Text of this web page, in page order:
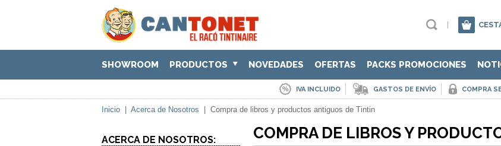
SHOWROOM PRODUCTOS NOVEDADES OFERTAS PACKS PROMOCIONES
IVA INCLUIDO GASTOS DE ENVÍO COMPRA
Inicio Acerca de Nosotros Compra de libros y productos antiguos de Tintin
ACERCA DE NOSOTROS: COMPRA DE LIBROS Y